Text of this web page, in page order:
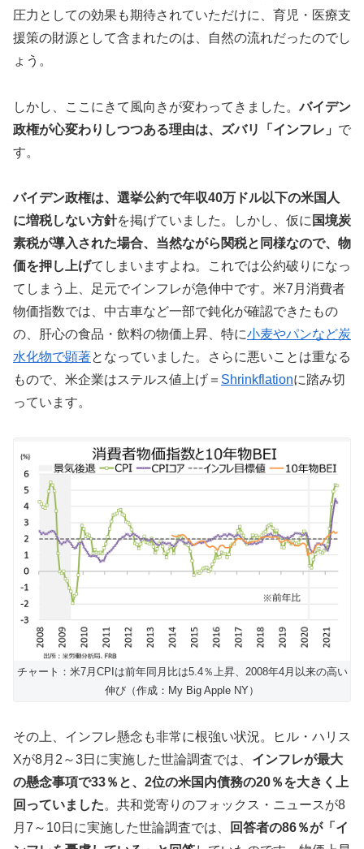
圧力としての効果も期待されていただけに、育児・医療支
援策の財源として含まれたのは、自然の流れだったのでし
ょう。
しかし、ここにきて風向きが変わってきました。バイデン
政権が心変わりしつつある理由は、ズバリ「インフレ」 で
す。
バイデン政権は、選挙公約で年収40万ドル以下の米国人
に増税しない方針を掲げていました。しかし、仮に 国境炭
素税が導入された場合、当然ながら関税と同様なので、物
価を押し上げてしまいますよね。これでは公約破りになっ
てしまう上、足元でインフレが急伸中です。米7月消費者
物価指数では、中古車など一部で鈍化が確認できたもの
の、肝心の食品・飲料の物価上昇、特に小麦やパンなど炭
水化物で顕著となっていました。さらに悪いことは重なる
もので、米企業はステルス値上げ＝ Shrinkflationに踏み切
っています。
チャート：米7月CPIは前年同月比は5.4％上昇、2008年4月以来の高い
伸び（作成：My Big Apple NY）
その上、インフレ懸念も非常に根強い状況。ヒル・ハリス
Xが8月2～3日に実施した世論調査では、 インフレが最大
の懸念事項で33％と、2位の米国内債務の20％を大きく上
回っていました。共和党寄りのフォックス・ニュースが8
月7～10日に実施した世論調査では、
回答者の86％が「イ